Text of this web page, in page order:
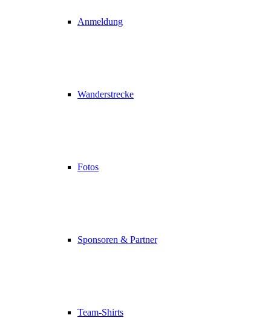
Anmeldung
Wanderstrecke
Fotos
Sponsoren & Partner
Team-Shirts